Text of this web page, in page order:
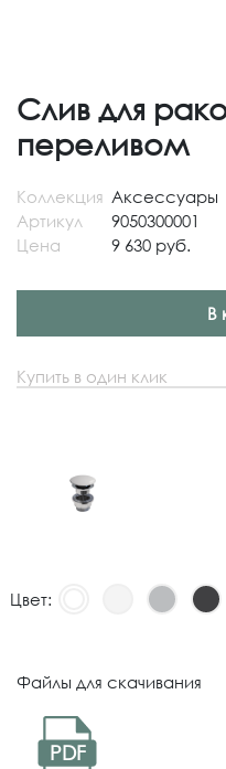
Слив для
переливом
Коллекция Аксессуары
Артикул
9050300001
Цена
9 630 руб.
В
Купить в один клик
Цвет:
Файлы для скачивания
PDF